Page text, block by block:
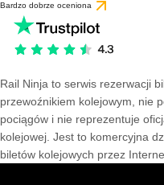
Bardzo dobrze oceniona
Rail Ninja to serwis rezerwacji
przewoźnikiem kolejowym, nie
pociągów i nie reprezentuje
kolejowej. Jest to komercyjna
biletów kolejowych przez